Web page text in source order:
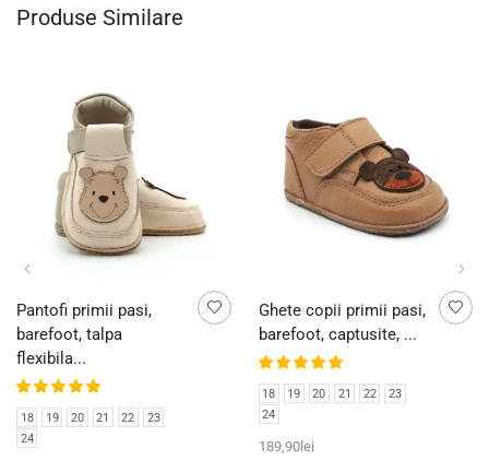
Produse Similare
Pantofi primii pasi,
barefoot, talpa
flexibila...
18 19 20 21 22
23
24
Ghete copii primii pasi,
barefoot, captusite, ...
18 19 20 21 22
23
24
189,90lei